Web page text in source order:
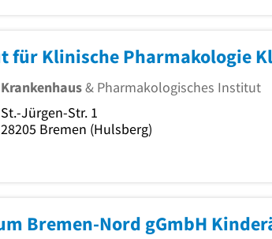
Krankenhaus& Pharmakologisches Institut
St.-Jürgen-Str. 1
28205 Bremen (Hulsberg)